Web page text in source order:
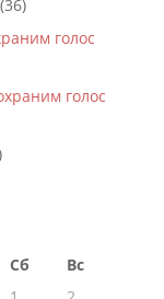
(36)
голос
голос
Сб
Вс